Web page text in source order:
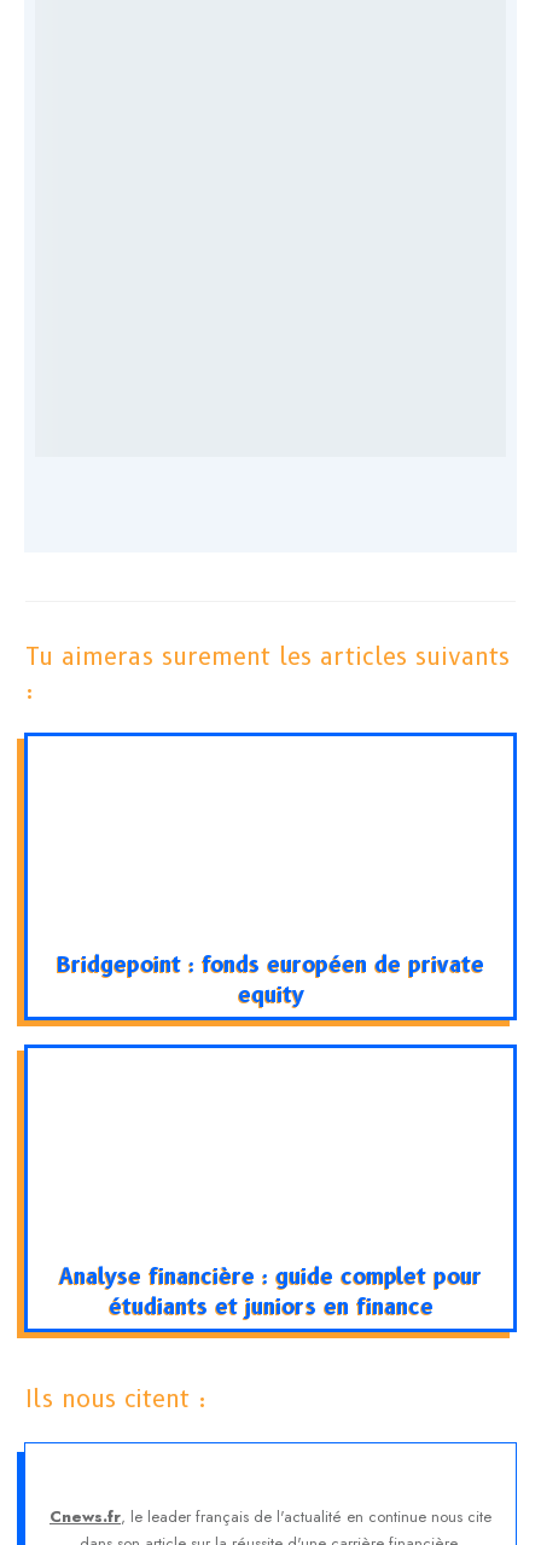
Tu aimeras surement les articles suivants
:
Bridgepoint : fonds européen de private
equity
Analyse financière : guide complet pour
étudiants et juniors en finance
Ils nous citent :
Cnews.fr, le leader français de l'actualité en continue nous cite